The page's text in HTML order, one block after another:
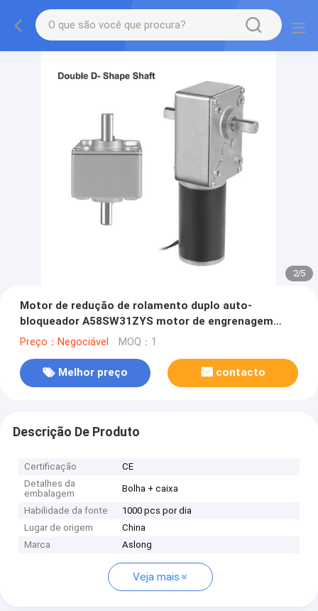
2/5
Motor de redução de rolamento duplo auto-
bloqueador A58SW31ZYS motor de engrenagem
micro dc motor de engrenagem duplo eixo 12v 24v
Preço：Negociável MOQ：1
Melhor preço contacto
Descrição De Produto
Certificação
CE
Detalhes da
embalagem
Bolha + caixa
Habilidade da fonte
1000 pcs por dia
Lugar de origem
China
Marca
Aslong
Veja mais